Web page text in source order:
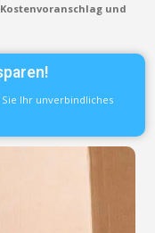
und
Ihr unverbindliches